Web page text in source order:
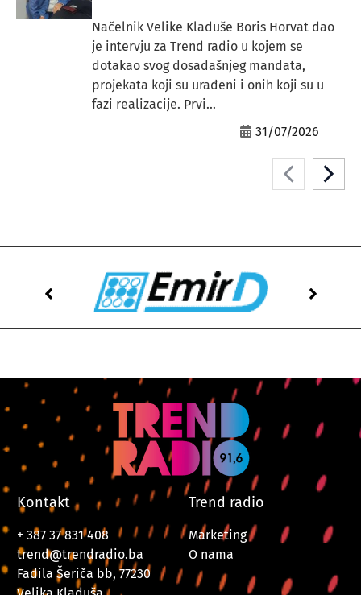
Načelnik Velike Kladuše Boris Horvat dao
je intervju za Trend radio u kojem se
dotakao svog dosadašnjeg mandata,
projekata koji su urađeni i onih koji su u
fazi realizacije. Prvi...
31/07/2026
Kontakt
+ 387 37 831 408
trend@trendradio.ba
Fadila Šeriča bb, 77230
Trend radio
Marketing
O nama